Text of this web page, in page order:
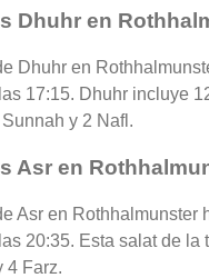
Dhuhr en
Dhuhr en
17:15. Dhuhr incluye
y 2 Nafl.
Asr en
Asr en Rothhalmunster
20:35. Esta salat de la
4 Farz.